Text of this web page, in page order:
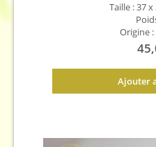
Taille : 37
Origine
Ajouter